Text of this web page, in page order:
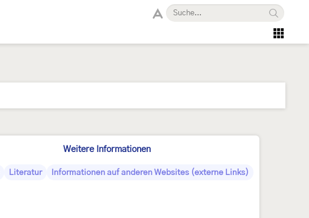
Weitere Informationen
Literatur Informationen auf anderen Websites (externe Links)